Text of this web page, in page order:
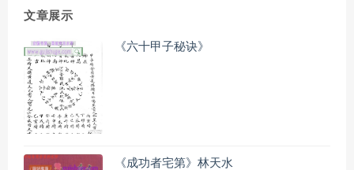
文章展示
《六十甲子秘诀》
《成功者宅第》林天水